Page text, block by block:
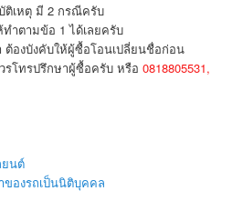
ติเหตุ มี 2 กรณีครับ
ทำตามข้อ 1 ได้เลยครับ
ต้องบังคับให้ผู้ซื้อโอนเปลี่ยนชื่อก่อน
รโทรปรึกษาผู้ซื้อครับ หรือ0818805531,
ยนต์
องรถเป็นนิติบุคคล